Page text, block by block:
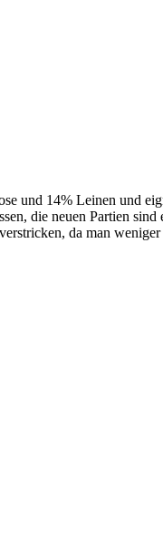
und 14% Leinen und
die neuen Partien
da man